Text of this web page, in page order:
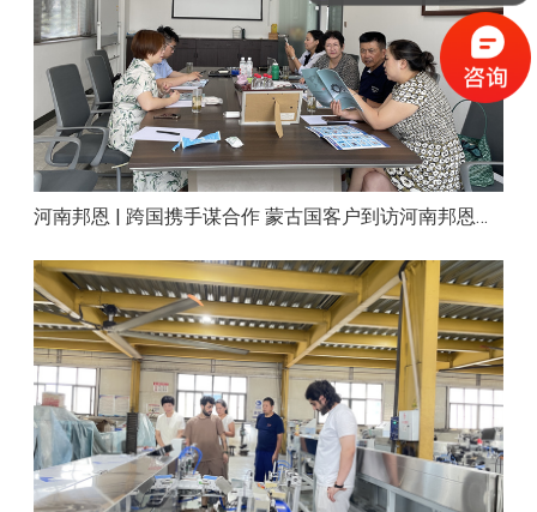
河南邦恩 | 跨国携手谋合作 蒙古国客户到访河南邦恩实地考察洽谈